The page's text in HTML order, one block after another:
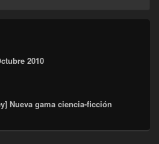
2010
Nueva gama ciencia-ficción